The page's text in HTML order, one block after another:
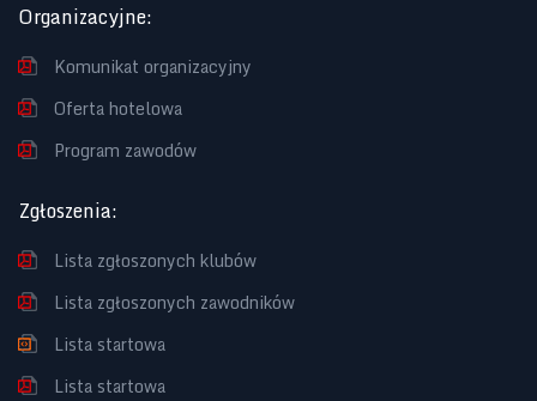
Organizacyjne:
Komunikat organizacyjny
Oferta hotelowa
Program zawodów
Zgłoszenia:
Lista zgłoszonych klubów
Lista zgłoszonych zawodników
Lista startowa
Lista startowa